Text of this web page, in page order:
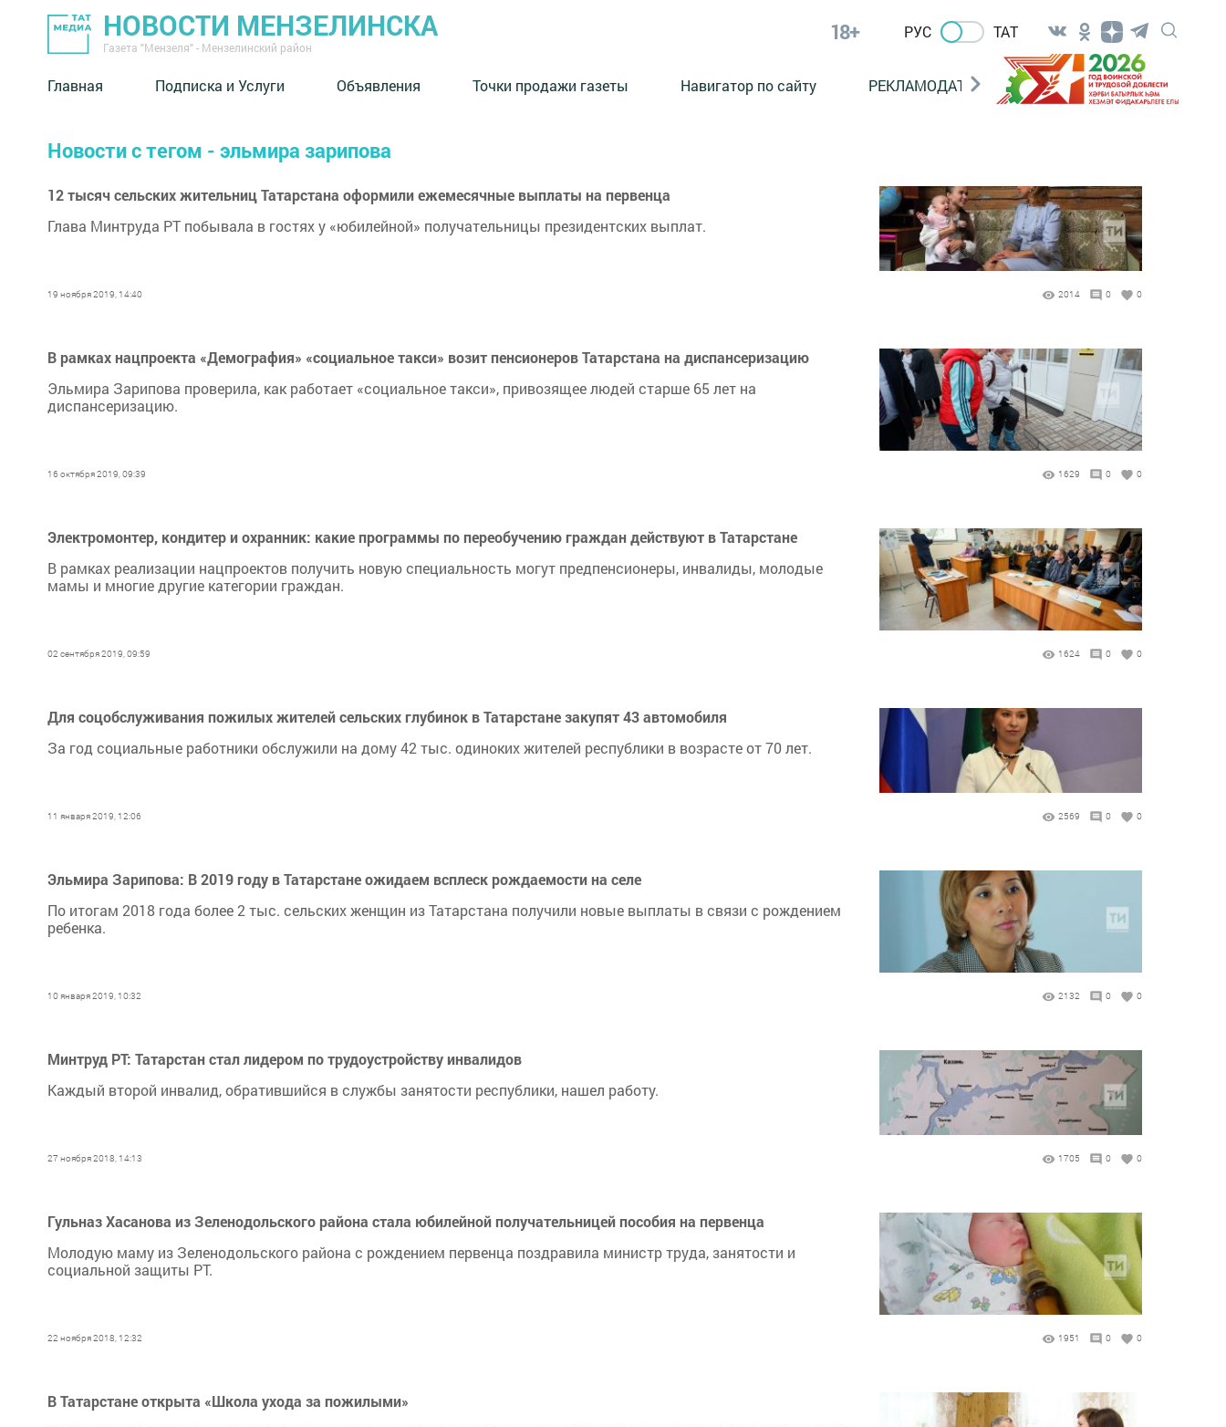
НОВОСТИ МЕНЗЕЛИНСКА
Газета "Мензеля" - Мензелинский район
18+ РУС ТАТ
Главная Подписка и Услуги Объявления Точки продажи газеты Навигатор по сайту РЕКЛАМОДАТЕЛЯМ
Новости с тегом - эльмира зарипова
12 тысяч сельских жительниц Татарстана оформили ежемесячные выплаты на первенца
Глава Минтруда РТ побывала в гостях у «юбилейной» получательницы президентских выплат.
19 ноября 2019, 14:40 2014 0 0
В рамках нацпроекта «Демография» «социальное такси» возит пенсионеров Татарстана на диспансеризацию
Эльмира Зарипова проверила, как работает «социальное такси», привозящее людей старше 65 лет на
диспансеризацию.
16 октября 2019, 09:39 1629 0 0
Электромонтер, кондитер и охранник: какие программы по переобучению граждан действуют в Татарстане
В рамках реализации нацпроектов получить новую специальность могут предпенсионеры, инвалиды, молодые
мамы и многие другие категории граждан.
02 сентября 2019, 09:59 1624 0 0
Для соцобслуживания пожилых жителей сельских глубинок в Татарстане закупят 43 автомобиля
За год социальные работники обслужили на дому 42 тыс. одиноких жителей республики в возрасте от 70 лет.
11 января 2019, 12:06 2569 0 0
Эльмира Зарипова: В 2019 году в Татарстане ожидаем всплеск рождаемости на селе
По итогам 2018 года более 2 тыс. сельских женщин из Татарстана получили новые выплаты в связи с рождением
ребенка.
10 января 2019, 10:32 2132 0 0
Минтруд РТ: Татарстан стал лидером по трудоустройству инвалидов
Каждый второй инвалид, обратившийся в службы занятости республики, нашел работу.
27 ноября 2018, 14:13 1705 0 0
Гульназ Хасанова из Зеленодольского района стала юбилейной получательницей пособия на первенца
Молодую маму из Зеленодольского района с рождением первенца поздравила министр труда, занятости и
социальной защиты РТ.
22 ноября 2018, 12:32 1951 0 0
В Татарстане открыта «Школа ухода за пожилыми»